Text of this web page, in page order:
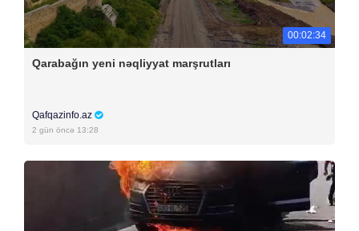
00:02:34
Qarabağın yeni nəqliyyat marşrutları
Qafqazinfo.az
2 gün öncə 13:28